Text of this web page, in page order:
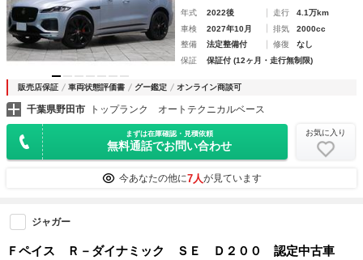
年式 2022後 走行
4.1万km
車検
2027年10月 排気
2000cc
整備
法定整備付 修復
なし
保証
保証付 (12ヶ月・走行無制限)
販売店保証 車両状態評価書 グー鑑定 オンライン商談可
千葉県野田市 トップランク オートテクニカルベース
まずは在庫確認・見積依頼
無料通話でお問い合わせ
お気に入り
今あなたの他に7人が見ています
ジャガー
Ｆペイス Ｒ－ダイナミック ＳＥ Ｄ２００ 認定中古車